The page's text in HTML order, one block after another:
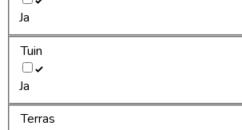
Ja
Tuin
Ja
Terras